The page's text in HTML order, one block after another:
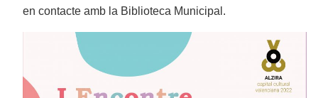
en contacte amb la Biblioteca Municipal.